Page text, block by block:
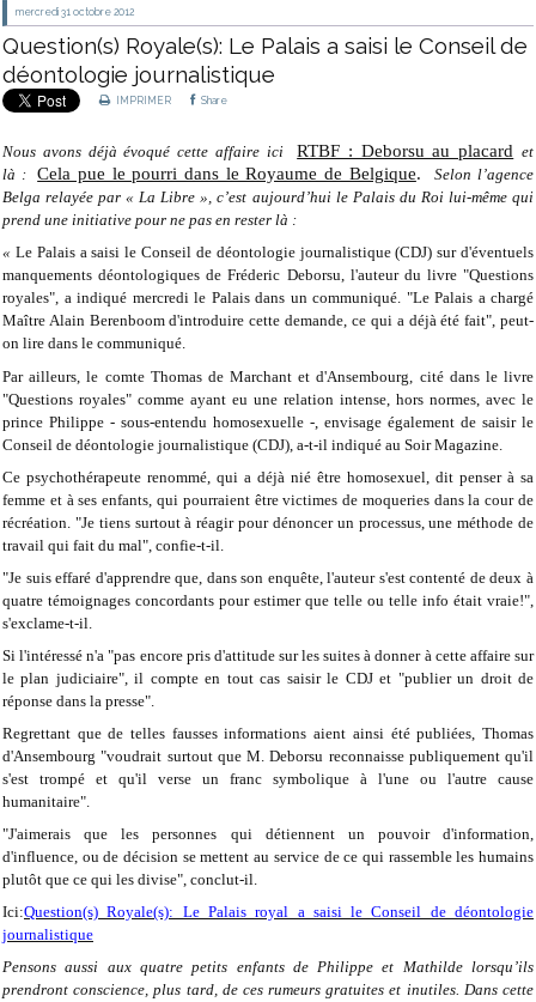
mercredi 31 octobre 2012
Question(s) Royale(s): Le Palais a saisi le Conseil de
déontologie journalistique
IMPRIMER Share
Nous avons déjà évoqué cette affaire iciRTBF : Deborsu au placard et
là :Cela pue le pourri dans le Royaume de Belgique.
Selon l’agence
Belga relayée par « La Libre », c’est aujourd’hui le Palais du Roi lui-même qui
prend une initiative pour ne pas en rester là :
« Le Palais a saisi le Conseil de déontologie journalistique (CDJ) sur d'éventuels
manquements déontologiques de Fréderic Deborsu, l'auteur du livre "Questions
royales", a indiqué mercredi le Palais dans un communiqué. "Le Palais a chargé
Maître Alain Berenboom d'introduire cette demande, ce qui a déjà été fait", peut-
on lire dans le communiqué.
Par ailleurs, le comte Thomas de Marchant et d'Ansembourg, cité dans le livre
"Questions royales" comme ayant eu une relation intense, hors normes, avec le
prince Philippe - sous-entendu homosexuelle -, envisage également de saisir le
Conseil de déontologie journalistique (CDJ), a-t-il indiqué au Soir Magazine.
Ce psychothérapeute renommé, qui a déjà nié être homosexuel, dit penser à sa
femme et à ses enfants, qui pourraient être victimes de moqueries dans la cour de
récréation. "Je tiens surtout à réagir pour dénoncer un processus, une méthode de
travail qui fait du mal", confie-t-il.
"Je suis effaré d'apprendre que, dans son enquête, l'auteur s'est contenté de deux à
quatre témoignages concordants pour estimer que telle ou telle info était vraie!",
s'exclame-t-il.
Si l'intéressé n'a "pas encore pris d'attitude sur les suites à donner à cette affaire sur
le plan judiciaire", il compte en tout cas saisir le CDJ et "publier un droit de
réponse dans la presse".
Regrettant que de telles fausses informations aient ainsi été publiées, Thomas
d'Ansembourg "voudrait surtout que M. Deborsu reconnaisse publiquement qu'il
s'est trompé et qu'il verse un franc symbolique à l'une ou l'autre cause
humanitaire".
"J'aimerais que les personnes qui détiennent un pouvoir d'information,
d'influence, ou de décision se mettent au service de ce qui rassemble les humains
plutôt que ce qui les divise", conclut-il.
Ici:Question(s) Royale(s): Le Palais royal a saisi le Conseil de déontologie
journalistique
Pensons aussi aux quatre petits enfants de Philippe et Mathilde lorsqu’ils
prendront conscience, plus tard, de ces rumeurs gratuites et inutiles. Dans cette